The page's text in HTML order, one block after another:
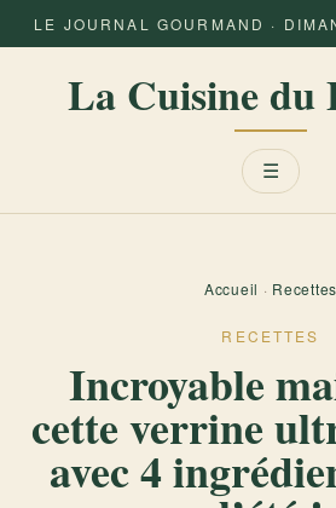
LE JOURNAL GOURMAND ·
La Cuisine du
Menu
☰
Accueil · Recettes
RECETTES
Incroyable
cette verrine
avec 4